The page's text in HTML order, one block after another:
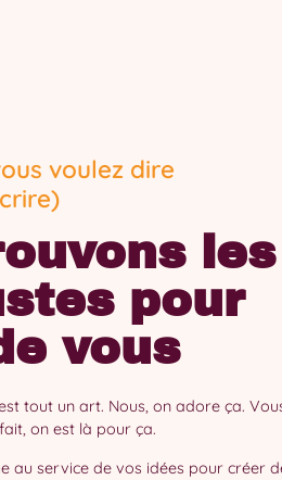
voulez dire
les
pour
vous
tout un art. Nous, on adore ça.
on est là pour ça.
au service de vos idées pour créer